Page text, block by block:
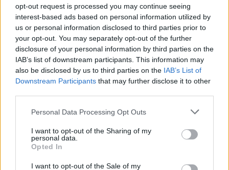
opt-out request is processed you may continue seeing
interest-based ads based on personal information utilized by
us or personal information disclosed to third parties prior to
your opt-out. You may separately opt-out of the further
disclosure of your personal information by third parties on the
IAB’s list of downstream participants. This information may
also be disclosed by us to third parties on the IAB’s List of
Downstream Participants that may further disclose it to other
Please note that this website/app uses one or more Google
not limited to your visit or usage behaviour. You may click to
grant or deny consent to Google and its third-party tags to
use your data for below specified purposes in below Google
consent section.
Personal Data Processing Opt Outs
I want to opt-out of the Sharing of my
personal data.
Opted In
I want to opt-out of the Sale of my